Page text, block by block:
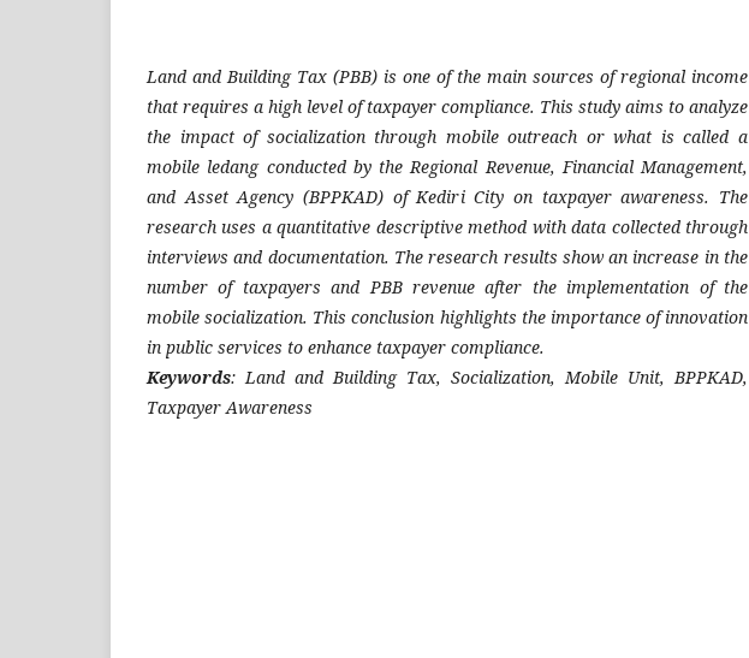
Land and Building Tax (PBB) is one of the main sources of regional income
that requires a high level of taxpayer compliance. This study aims to analyze
the impact of socialization through mobile outreach or what is called a
mobile ledang conducted by the Regional Revenue, Financial Management,
and Asset Agency (BPPKAD) of Kediri City on taxpayer awareness. The
research uses a quantitative descriptive method with data collected through
interviews and documentation. The research results show an increase in the
number of taxpayers and PBB revenue after the implementation of the
mobile socialization. This conclusion highlights the importance of innovation
in public services to enhance taxpayer compliance.
Keywords: Land and Building Tax, Socialization, Mobile Unit, BPPKAD,
Taxpayer Awareness